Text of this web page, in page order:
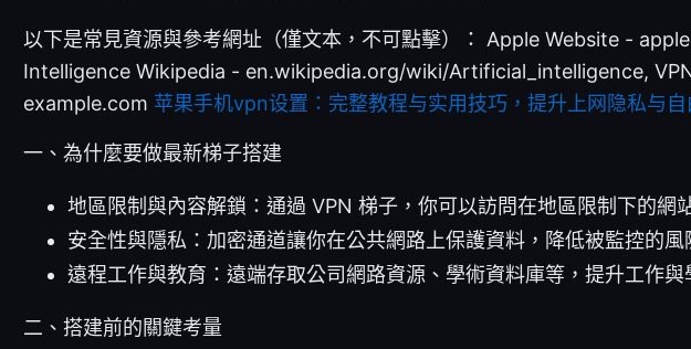
以下是常見資源與參考網址（僅文本，不可點擊）： Apple Website -
Intelligence Wikipedia - en.wikipedia.org/wiki/Artificial_intelligence,
example.com 苹果手机vpn设置：完整教程与实用技巧，提升上网隐私与自
一、為什麼要做最新梯子搭建
地區限制與內容解鎖：通過 VPN 梯子，你可以訪問在地區限制下的網
安全性與隱私：加密通道讓你在公共網路上保護資料，降低被監控的風
遠程工作與教育：遠端存取公司網路資源、學術資料庫等，提升工作與
二、搭建前的關鍵考量